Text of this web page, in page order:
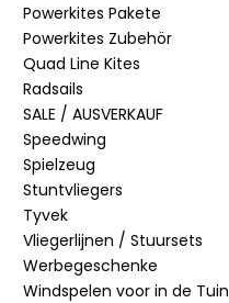
Powerkites Pakete
Powerkites Zubehör
Quad Line Kites
Radsails
SALE / AUSVERKAUF
Speedwing
Spielzeug
Stuntvliegers
Tyvek
Vliegerlijnen / Stuursets
Werbegeschenke
Windspelen voor in de Tuin